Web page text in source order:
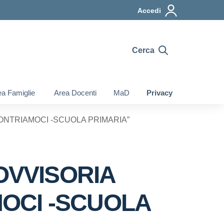
Accedi
Cerca
Famiglie Area Docenti MaD Privacy
-SCUOLA PRIMARIA”
-SCUOLA